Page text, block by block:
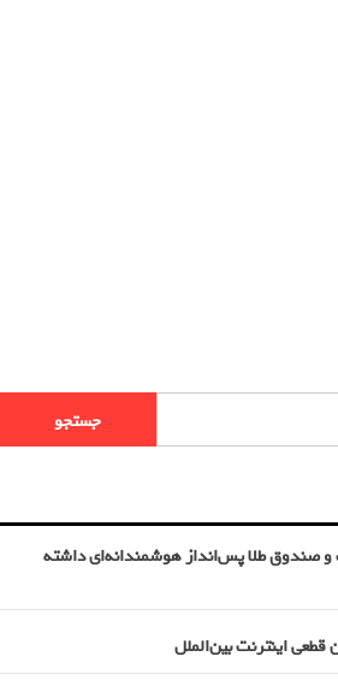
و صندوق طلا پس‌انداز هوشمندانه‌ای داشته
اینترنت بین‌الملل